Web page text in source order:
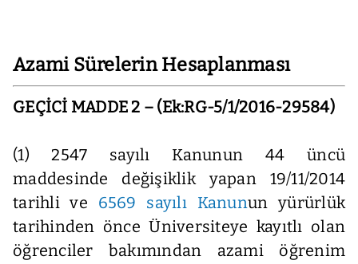
Azami Sürelerin Hesaplanması
GEÇİCİ MADDE 2 – (Ek:RG-5/1/2016-29584)
(1) 2547 sayılı Kanunun 44 üncü
maddesinde değişiklik yapan 19/11/2014
tarihli ve 6569 sayılı Kanunun yürürlük
tarihinden önce Üniversiteye kayıtlı olan
öğrenciler bakımından azami öğrenim